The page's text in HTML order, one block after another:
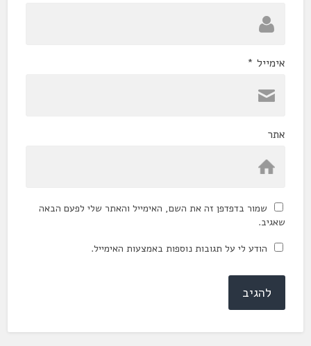
אימייל *
אתר
שמור בדפדפן זה את השם, האימייל והאתר שלי לפעם הבאה
שאגיב.
הודע לי על תגובות נוספות באמצעות האימייל.